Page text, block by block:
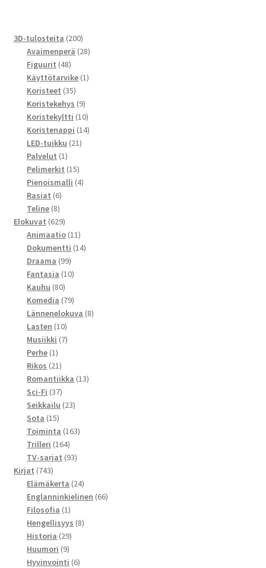
3D-tulosteita 200200
tuotetta
Avaimenperä 2828
Figuurit 4848
tuotetta
Käyttötarvike 11
Koristeet 3535
tuotetta
Koristekehys 99
tuotetta
Koristekyltti 1010
tuotetta
Koristenappi 1414
LED-tuikku 2121
Palvelut 11
tuote
Pelimerkit 1515
tuotetta
Pienoismalli 44
Rasiat 66
tuotetta
Teline 88
tuotetta
Elokuvat 629629
tuotetta
Animaatio 1111
tuotetta
Dokumentti 1414
Draama 9999
tuotetta
Fantasia 1010
Kauhu 8080
tuotetta
Komedia 7979
tuotetta
Lännenelokuva 88
Lasten 1010
tuotetta
Musiikki 77
Perhe 11
tuote
Rikos 2121
tuotetta
Romantiikka 1313
Sci-Fi 3737
tuotetta
Seikkailu 2323
Sota 1515
tuotetta
Toiminta 163163
Trilleri 164164
tuotetta
TV-sarjat 9393
Kirjat 743743
tuotetta
Elämäkerta 2424
tuotetta
Englanninkielinen 6666
Filosofia 11
tuote
Hengellisyys 88
Historia 2929
Huumori 99
tuotetta
Hyvinvointi 66